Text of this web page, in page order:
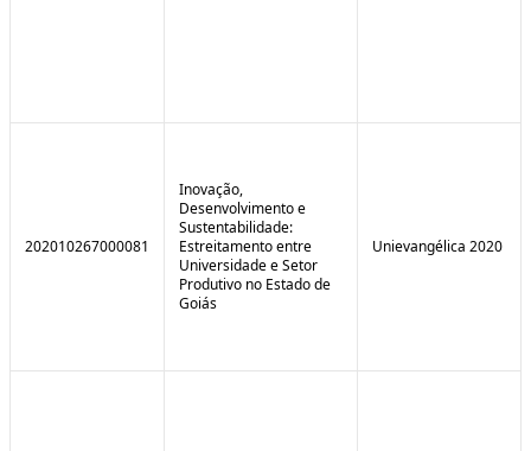
202010267000081
Inovação,
Desenvolvimento e
Sustentabilidade:
Estreitamento entre
Universidade e Setor
Produtivo no Estado de
Goiás
Unievangélica 2020